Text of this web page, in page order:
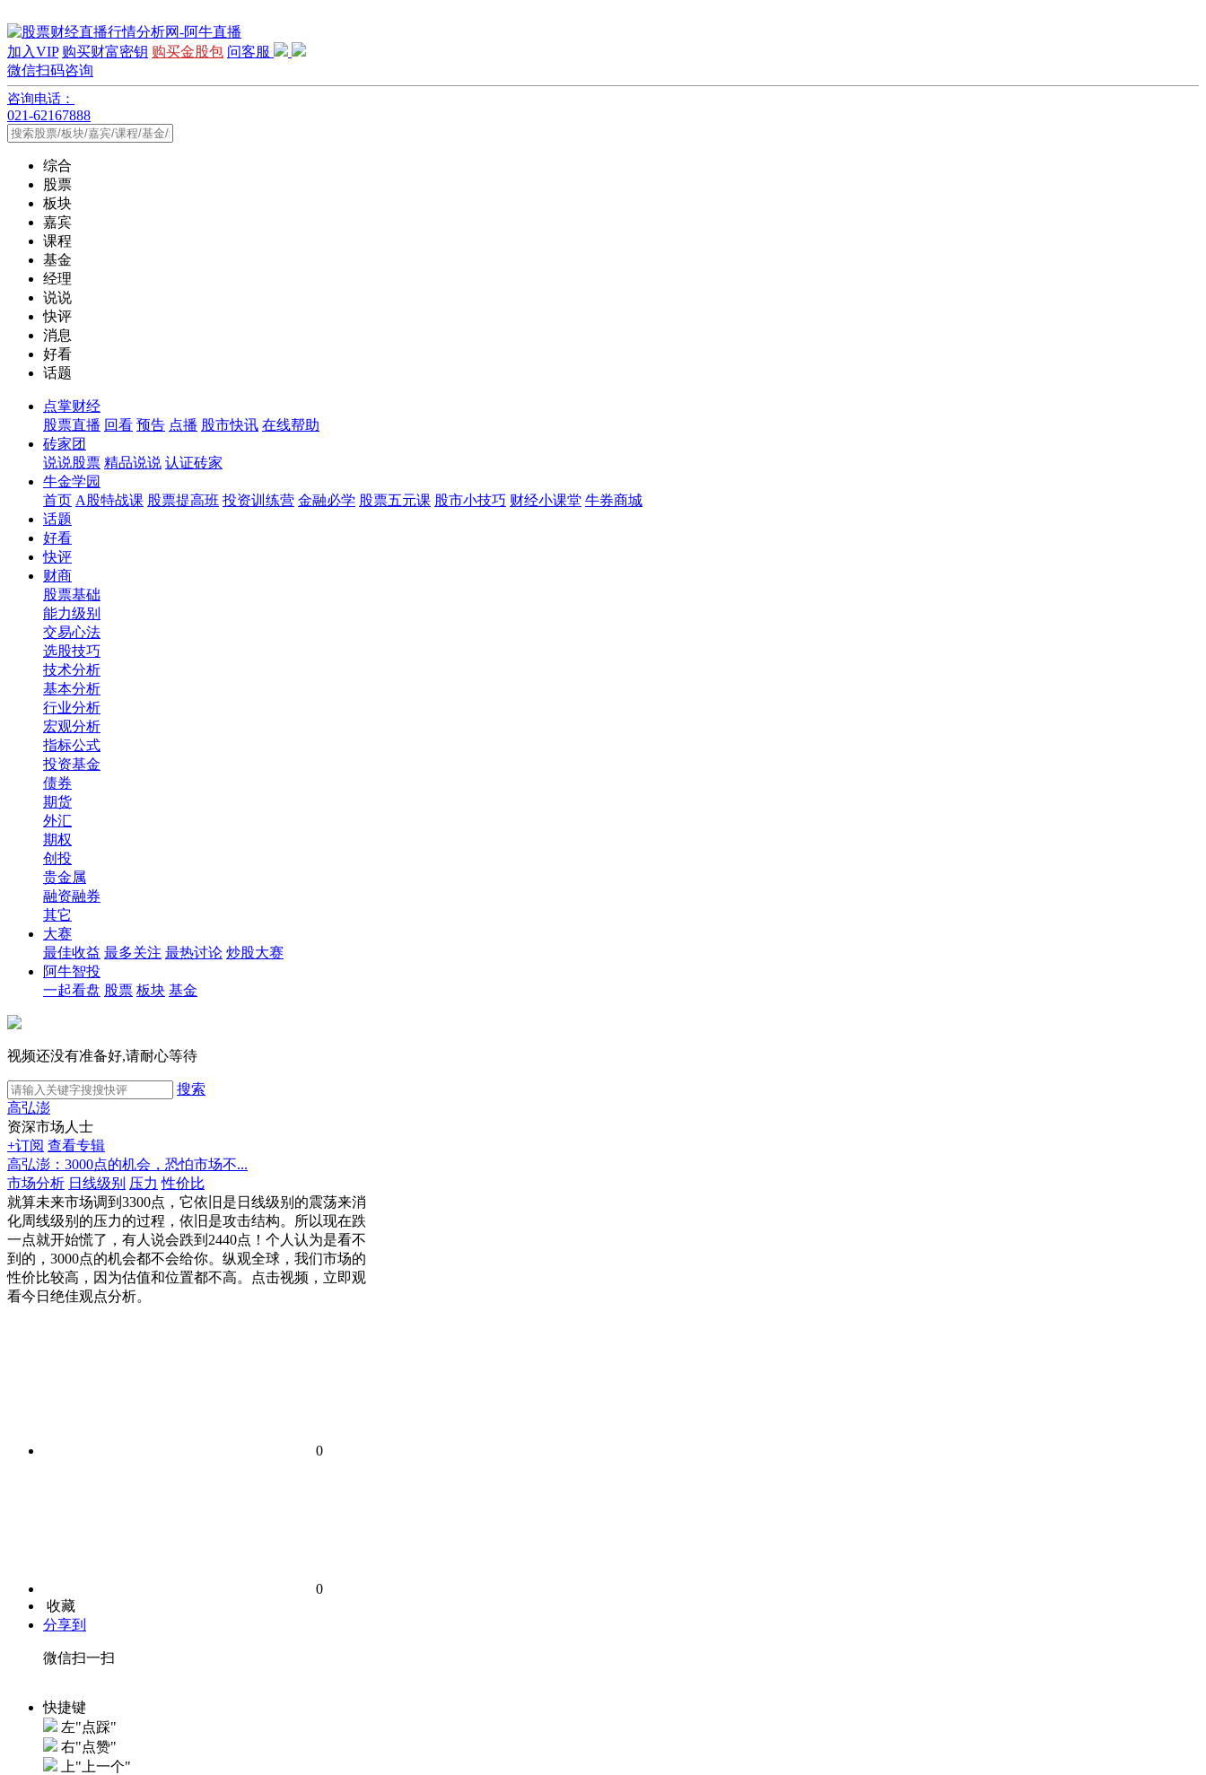
加入VIP 购买财富密钥 购买金股包 问客服
微信扫码咨询
咨询电话：
021-62167888
综合
股票
板块
嘉宾
课程
基金
经理
说说
快评
消息
好看
话题
点掌财经
股票直播 回看 预告 点播 股市快讯 在线帮助
砖家团
说说股票 精品说说 认证砖家
牛金学园
首页 A股特战课 股票提高班 投资训练营 金融必学 股票五元课 股市小技巧 财经小课堂 牛券商城
话题
好看
快评
财商
股票基础
能力级别
交易心法
选股技巧
技术分析
基本分析
行业分析
宏观分析
指标公式
投资基金
债券
期货
外汇
期权
创投
贵金属
融资融券
其它
大赛
最佳收益 最多关注 最热讨论 炒股大赛
阿牛智投
一起看盘 股票 板块 基金
视频还没有准备好,请耐心等待
搜索
高弘澎
资深市场人士
+订阅 查看专辑
高弘澎：3000点的机会，恐怕市场不...
市场分析 日线级别 压力 性价比
就算未来市场调到3300点，它依旧是日线级别的震荡来消
化周线级别的压力的过程，依旧是攻击结构。所以现在跌
一点就开始慌了，有人说会跌到2440点！个人认为是看不
到的，3000点的机会都不会给你。纵观全球，我们市场的
性价比较高，因为估值和位置都不高。点击视频，立即观
看今日绝佳观点分析。
0
0
收藏
分享到
微信扫一扫
快捷键
左"点踩"
右"点赞"
上"上一个"